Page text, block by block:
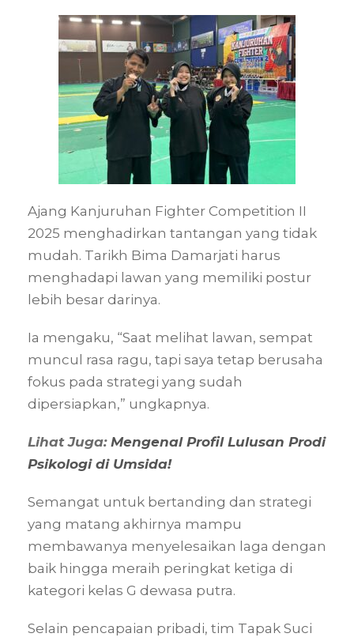
Ajang Kanjuruhan Fighter Competition II
2025 menghadirkan tantangan yang tidak
mudah. Tarikh Bima Damarjati harus
menghadapi lawan yang memiliki postur
lebih besar darinya.
Ia mengaku, “Saat melihat lawan, sempat
muncul rasa ragu, tapi saya tetap berusaha
fokus pada strategi yang sudah
dipersiapkan,” ungkapnya.
Lihat Juga: Mengenal Profil Lulusan Prodi
Psikologi di Umsida!
Semangat untuk bertanding dan strategi
yang matang akhirnya mampu
membawanya menyelesaikan laga dengan
baik hingga meraih peringkat ketiga di
kategori kelas G dewasa putra.
Selain pencapaian pribadi, tim Tapak Suci